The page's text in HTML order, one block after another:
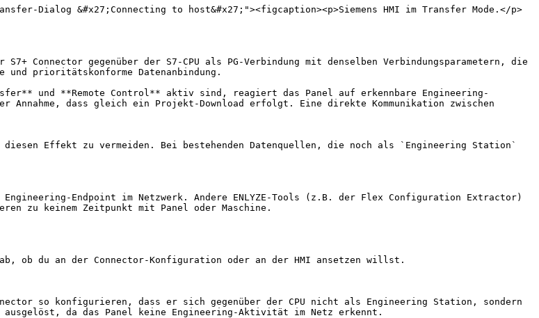
Dialog &#x27;Connecting to host&#x27;"><figcaption><p>Siemens HMI im Transfer Mode.</p>
gegenüber der S7-CPU als PG-Verbindung mit denselben Verbindungsparametern, die
prioritätskonforme Datenanbindung.
und **Remote Control** aktiv sind, reagiert das Panel auf erkennbare Engineering-
dass gleich ein Projekt-Download erfolgt. Eine direkte Kommunikation zwischen
diesen Effekt zu vermeiden. Bei bestehenden Datenquellen, die noch als `Engineering Station`
Endpoint im Netzwerk. Andere ENLYZE-Tools (z.B. der Flex Configuration Extractor)
zu keinem Zeitpunkt mit Panel oder Maschine.
ob du an der Connector-Konfiguration oder an der HMI ansetzen willst.
so konfigurieren, dass er sich gegenüber der CPU nicht als Engineering Station, sondern
da das Panel keine Engineering-Aktivität im Netz erkennt.